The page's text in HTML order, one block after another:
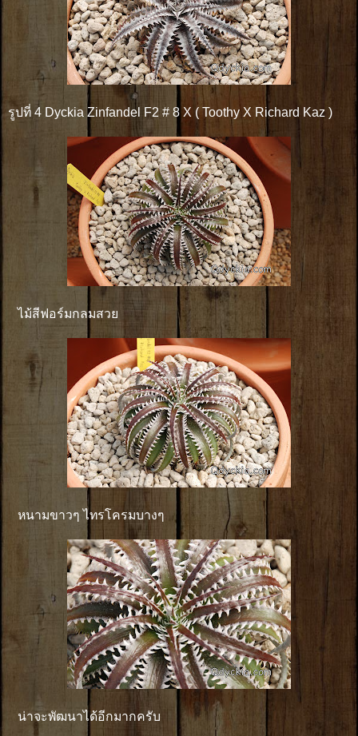
รูปที่ 4 Dyckia Zinfandel F2 # 8 X ( Toothy X Richard Kaz )
ไม้สีฟอร์มกลมสวย
หนามขาวๆ ไทรโครมบางๆ
น่าจะพัฒนาได้อีกมากครับ